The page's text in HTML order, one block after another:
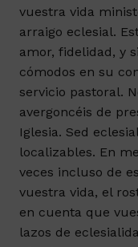
vuestra vida
arraigo eclesial.
amor, fidelidad, y
cómodos en su
servicio pastoral.
avergoncéis de
Iglesia. Sed
localizables. En
veces incluso de
vuestra vida, el
en cuenta que
lazos de